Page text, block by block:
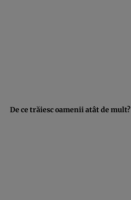
De ce trăiesc oamenii atât de mult?